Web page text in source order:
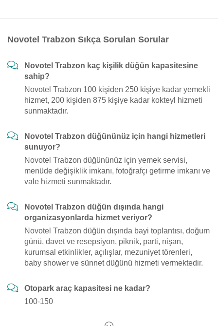
Novotel Trabzon Sıkça Sorulan Sorular
Novotel Trabzon kaç kişilik düğün kapasitesine
sahip?
Novotel Trabzon 100 kişiden 250 kişiye kadar yemekli
hizmet, 200 kişiden 875 kişiye kadar kokteyl hizmeti
sunmaktadır.
Novotel Trabzon düğününüz için hangi hizmetleri
sunuyor?
Novotel Trabzon düğününüz için yemek servisi,
menüde değişiklik i̇mkanı, fotoğrafçı getirme i̇mkanı ve
vale hizmeti sunmaktadır.
Novotel Trabzon düğün dışında hangi
organizasyonlarda hizmet veriyor?
Novotel Trabzon düğün dışında bayi toplantısı, doğum
günü, davet ve resepsiyon, piknik, parti, nişan,
kurumsal etkinlikler, açılışlar, mezuniyet törenleri,
baby shower ve sünnet düğünü hizmeti vermektedir.
Otopark araç kapasitesi ne kadar?
100-150